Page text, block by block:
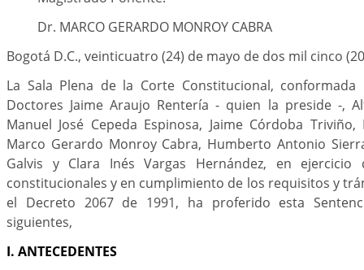
Dr. MARCO GERARDO MONROY CABRA
Bogotá D.C., veinticuatro (24) de mayo de dos mil cinco
La Sala Plena de la Corte Constitucional,
Doctores Jaime Araujo Rentería - quien la preside -,
Manuel José Cepeda Espinosa, Jaime Córdoba
Marco Gerardo Monroy Cabra, Humberto Antonio
Galvis y Clara Inés Vargas Hernández, en ejercicio
constitucionales y en cumplimiento de los requisitos y
el Decreto 2067 de 1991, ha proferido esta
siguientes,
I. ANTECEDENTES